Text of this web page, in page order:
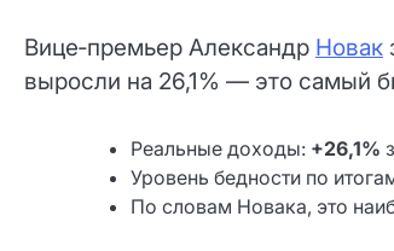
Вице‑премьер Александр Новак
выросли на 26,1% — это самый
Реальные доходы: +26,1%
Уровень бедности по
По словам Новакa, это